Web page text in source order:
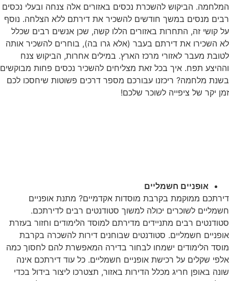
הביקוש להשכרת נכסים באזורים אלה צנחה ובעלי נכסים
מנסים במשך חודשים להשכיר את דירתם ללא הצלחה. נוסף
קושי זה, התחרות באזורים הללו קשה, שכן אנשים רבים שכלל
השכירו את דירתם בעבר (אלא גרו בה), בוחרים להשכיר אותה
מעבר לאזורי מרכז הארץ. במילים אחרות, הביקוש צנח
תפח. איך בכל זאת מצליחים להשכיר נכסים פחות מבוקשים
מלחמה? ריכזנו עבורכם מספר דרכים פשוטות שיחסכו לכם
יקר של ציפייה לשוכר שלכם!
אופניים חשמליים
ממוקמת בקרבת מוסדות אקדמיים? מתנת אופניים
לשוכרים יכולה למשוך סטודנטים רבים לדירתכם.
רבים מתניידים מדירתם למוסד הלימודים וחזור בעזרת
חשמליים. סטודנטים שבוחנים דירות להשכרה בקרבת
הלימודים ישמחו לבחור בדירה המאפשרת להם לחסוך כמה
שקלים על רכישת אופניים חשמליים. כל עוד דירתכם אינה
באופן חריג מכלל הדירות באזור, תצטרכו ליצור בידול בכדי